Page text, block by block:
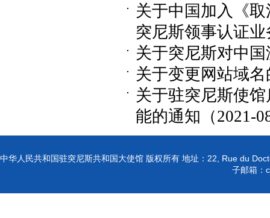
关于中国加入《
突尼斯领事认证
关于突尼斯对中
关于变更网站域
关于驻突尼斯使
能的通知（2021-
中华人民共和国驻突尼斯共和国大使馆 版权所有 地址： 22, Rue du
子邮箱：